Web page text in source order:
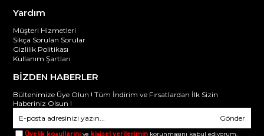
Yardım
Müşteri Hizmetleri
Sıkça Sorulan Sorular
Gizlilik Politikası
Kullanım Şartları
BİZDEN HABERLER
Bültenimize Üye Olun ! Tüm İndirim ve Fırsatlardan İlk Sizin
Haberiniz Olsun !
Gönder
Üyelik koşullarını ve kişisel verilerimin korunmasını kabul ediyorum.